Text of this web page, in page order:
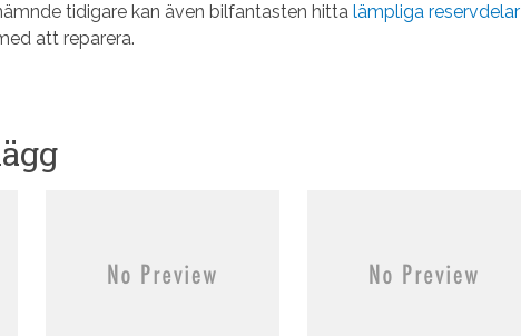
tidigare kan även bilfantasten hitta lämpliga reservdelar
att reparera.